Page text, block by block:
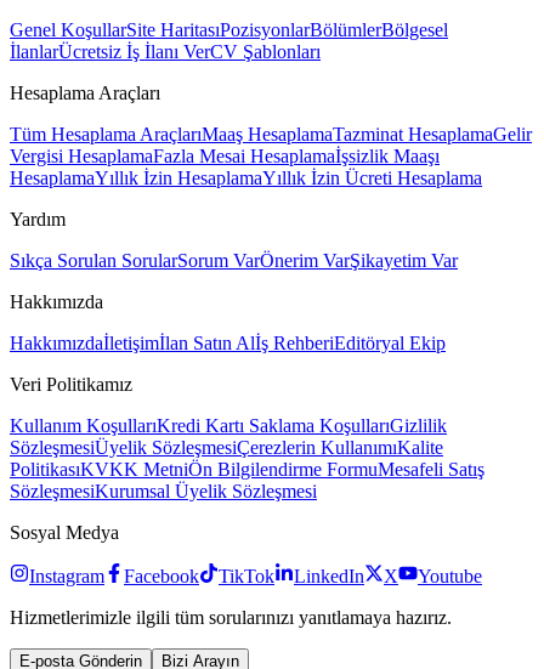
Genel KoşullarSite HaritasıPozisyonlarBölümlerBölgesel
İlanlarÜcretsiz İş İlanı VerCV Şablonları
Hesaplama Araçları
Tüm Hesaplama AraçlarıMaaş HesaplamaTazminat HesaplamaGelir
Vergisi HesaplamaFazla Mesai Hesaplamaİşsizlik Maaşı
HesaplamaYıllık İzin HesaplamaYıllık İzin Ücreti Hesaplama
Yardım
Sıkça Sorulan SorularSorum VarÖnerim VarŞikayetim Var
Hakkımızda
Hakkımızdaİletişimİlan Satın Alİş RehberiEditöryal Ekip
Veri Politikamız
Kullanım KoşullarıKredi Kartı Saklama KoşullarıGizlilik
SözleşmesiÜyelik SözleşmesiÇerezlerin KullanımıKalite
PolitikasıKVKK MetniÖn Bilgilendirme FormuMesafeli Satış
SözleşmesiKurumsal Üyelik Sözleşmesi
Sosyal Medya
Instagram Facebook TikTok LinkedIn X
Youtube
Hizmetlerimizle ilgili tüm sorularınızı yanıtlamaya hazırız.
E-posta Gönderin Bizi Arayın